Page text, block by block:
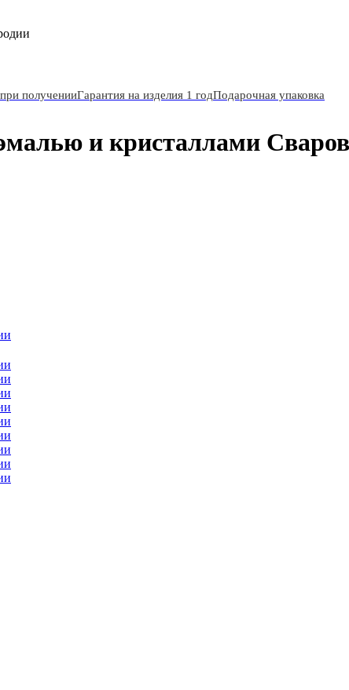
полученииГарантия на изделия 1 годПодарочная упаковка
и кристаллами